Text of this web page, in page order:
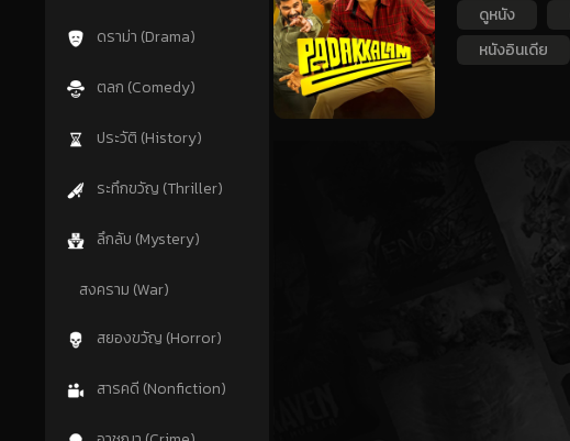
ดราม่า (Drama)
ตลก (Comedy)
ประวัติ (History)
ระทึกขวัญ (Thriller)
ลึกลับ (Mystery)
สงคราม (War)
สยองขวัญ (Horror)
สารคดี (Nonfiction)
ดูหนัง
หนังอินเดีย